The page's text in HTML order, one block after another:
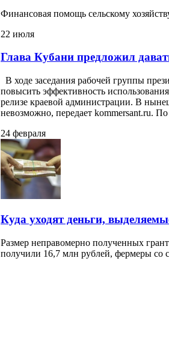
Финансовая помощь сельскому
22 июля
Глава Кубани предложил
В ходе заседания рабочей группы
повысить эффективность
релизе краевой администрации. В
невозможно, передает kommersant.ru.
24 февраля
Куда уходят деньги,
Размер неправомерно полученных
получили 16,7 млн рублей, фермеры со